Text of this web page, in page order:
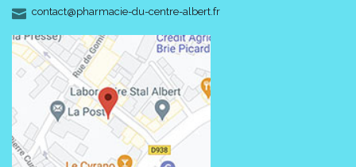
contact-
@-
pharmacie-du-centre-albert.fr